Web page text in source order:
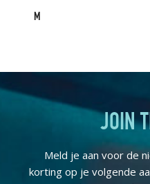
M
JOIN
Meld je aan voor de
korting op je volgende